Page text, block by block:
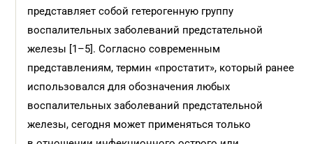
представляет собой гетерогенную группу
воспалительных заболеваний предстательной
железы [1–5]. Согласно современным
представлениям, термин «простатит», который ранее
использовался для обозначения любых
воспалительных заболеваний предстательной
железы, сегодня может применяться только